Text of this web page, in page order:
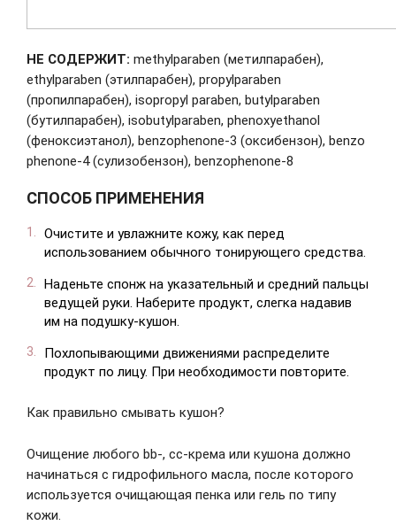
НЕ СОДЕРЖИТ: methylparaben (метилпарабен),
ethylparaben (этилпарабен), propylparaben
(пропилпарабен), isopropyl paraben, butylparaben
(бутилпарабен), isobutylparaben, phenoxyethanol
(феноксиэтанол), benzophenone-3 (оксибензон), benzo
phenone-4 (сулизобензон), benzophenone-8
СПОСОБ ПРИМЕНЕНИЯ
Очистите и увлажните кожу, как перед
использованием обычного тонирующего средства.
Наденьте спонж на указательный и средний пальцы
ведущей руки. Наберите продукт, слегка надавив
им на подушку-кушон.
Похлопывающими движениями распределите
продукт по лицу. При необходимости повторите.
Как правильно смывать кушон?
Очищение любого bb-, сс-крема или кушона должно
начинаться с гидрофильного масла, после которого
используется очищающая пенка или гель по типу
кожи.